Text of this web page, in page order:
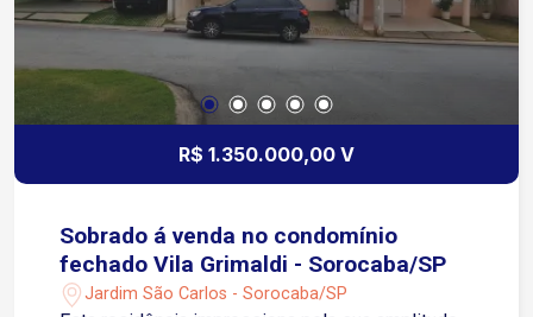
R$ 1.350.000,00 V
Sobrado á venda no condomínio
fechado Vila Grimaldi - Sorocaba/SP
Jardim São Carlos - Sorocaba/SP